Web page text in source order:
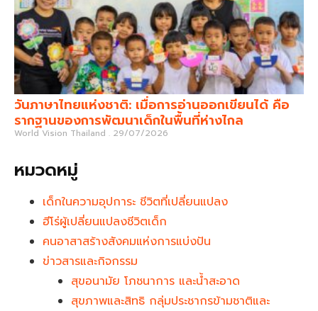
วันภาษาไทยแห่งชาติ: เมื่อการอ่านออกเขียนได้ คือ
รากฐานของการพัฒนาเด็กในพื้นที่ห่างไกล
World Vision Thailand 29/07/2026
หมวดหมู่
เด็กในความอุปการะ ชีวิตที่เปลี่ยนแปลง
ฮีโร่ผู้เปลี่ยนแปลงชีวิตเด็ก
คนอาสาสร้างสังคมแห่งการแบ่งปัน
ข่าวสารและกิจกรรม
สุขอนามัย โภชนาการ และน้ำสะอาด
สุขภาพและสิทธิ กลุ่มประชากรข้ามชาติและ